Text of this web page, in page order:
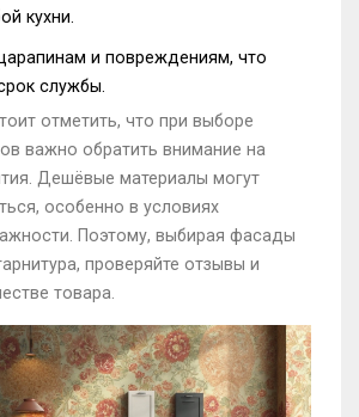
кухни.
и повреждениям, что
службы.
отметить, что при выборе
важно обратить внимание на
Дешёвые материалы могут
особенно в условиях
Поэтому, выбирая фасады
проверяйте отзывы и
товара.